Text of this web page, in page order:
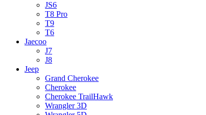
JS6
T8 Pro
T9
T6
Jaecoo
J7
J8
Jeep
Grand Cherokee
Cherokee
Cherokee TrailHawk
Wrangler 3D